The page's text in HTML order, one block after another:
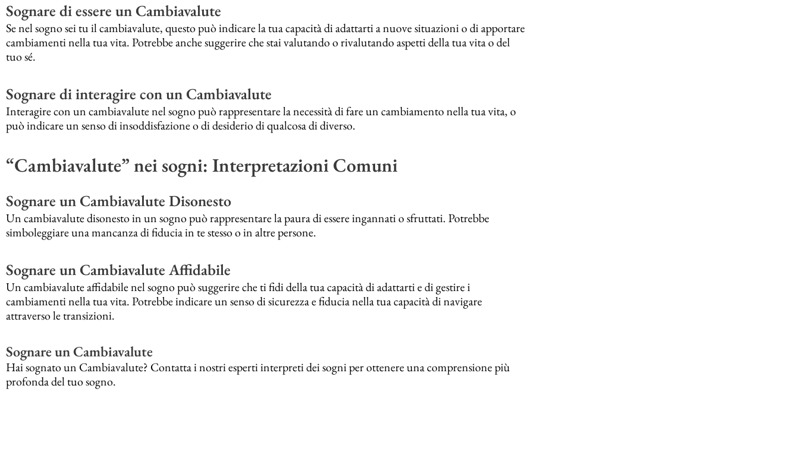
Sognare di essere un Cambiavalute
Se nel sogno sei tu il cambiavalute, questo può indicare la tua capacità di adattarti a nuove situazioni o di apportare
cambiamenti nella tua vita. Potrebbe anche suggerire che stai valutando o rivalutando aspetti della tua vita o del
tuo sé.
Sognare di interagire con un Cambiavalute
Interagire con un cambiavalute nel sogno può rappresentare la necessità di fare un cambiamento nella tua vita, o
può indicare un senso di insoddisfazione o di desiderio di qualcosa di diverso.
“Cambiavalute” nei sogni: Interpretazioni Comuni
Sognare un Cambiavalute Disonesto
Un cambiavalute disonesto in un sogno può rappresentare la paura di essere ingannati o sfruttati. Potrebbe
simboleggiare una mancanza di fiducia in te stesso o in altre persone.
Sognare un Cambiavalute Affidabile
Un cambiavalute affidabile nel sogno può suggerire che ti fidi della tua capacità di adattarti e di gestire i
cambiamenti nella tua vita. Potrebbe indicare un senso di sicurezza e fiducia nella tua capacità di navigare
attraverso le transizioni.
Sognare un Cambiavalute
Hai sognato un Cambiavalute? Contatta i nostri esperti interpreti dei sogni per ottenere una comprensione più
profonda del tuo sogno.